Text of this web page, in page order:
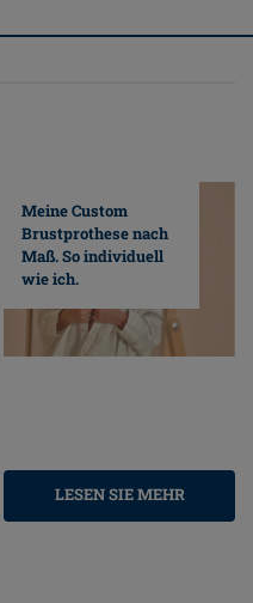
Meine Custom
Brustprothese nach
Maß. So individuell
wie ich.
LESEN SIE MEHR